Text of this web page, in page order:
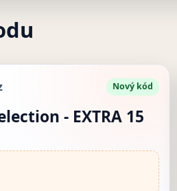
Nový kód
- EXTRA 15